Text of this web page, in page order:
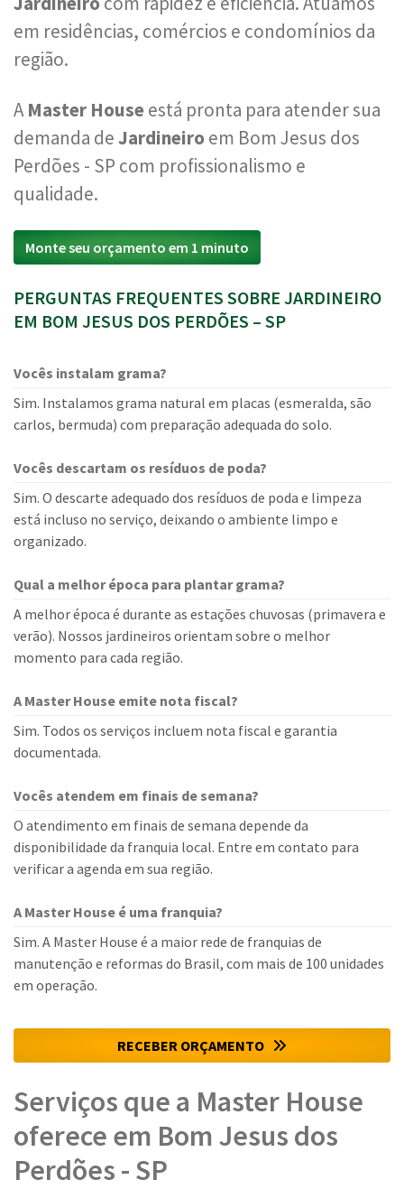
em residências, comércios e condomínios da
região.
AMaster House está pronta para atender sua
demanda deJardineiro em Bom Jesus dos
Perdões - SP com profissionalismo e
qualidade.
Monte seu orçamento em 1 minuto
PERGUNTAS FREQUENTES SOBRE JARDINEIRO
EM BOM JESUS DOS PERDÕES – SP
Vocês instalam grama?
Sim. Instalamos grama natural em placas (esmeralda, são
carlos, bermuda) com preparação adequada do solo.
Vocês descartam os resíduos de poda?
Sim. O descarte adequado dos resíduos de poda e limpeza
está incluso no serviço, deixando o ambiente limpo e
organizado.
Qual a melhor época para plantar grama?
A melhor época é durante as estações chuvosas (primavera e
verão). Nossos jardineiros orientam sobre o melhor
momento para cada região.
A Master House emite nota fiscal?
Sim. Todos os serviços incluem nota fiscal e garantia
documentada.
Vocês atendem em finais de semana?
O atendimento em finais de semana depende da
disponibilidade da franquia local. Entre em contato para
verificar a agenda em sua região.
A Master House é uma franquia?
Sim. A Master House é a maior rede de franquias de
manutenção e reformas do Brasil, com mais de 100 unidades
em operação.
RECEBER ORÇAMENTO
Serviços que a Master House
oferece em Bom Jesus dos
Perdões - SP